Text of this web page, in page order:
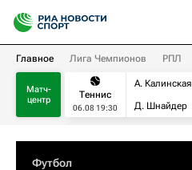
Главное Лига Чемпионов РПЛ
Матч-
центр
Теннис
06.08 19:30
А. Калинская
Д. Шнайдер
Футбол